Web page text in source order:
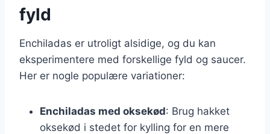
fyld
Enchiladas er utroligt alsidige, og du kan
eksperimentere med forskellige fyld og saucer.
Her er nogle populære variationer:
Enchiladas med oksekød: Brug hakket
oksekød i stedet for kylling for en mere